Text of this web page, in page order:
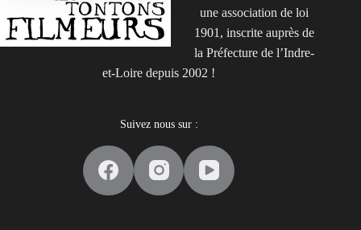
une association de loi
1901, inscrite auprès de
la Préfecture de l’Indre-
et-Loire depuis 2002 !
Suivez nous sur :